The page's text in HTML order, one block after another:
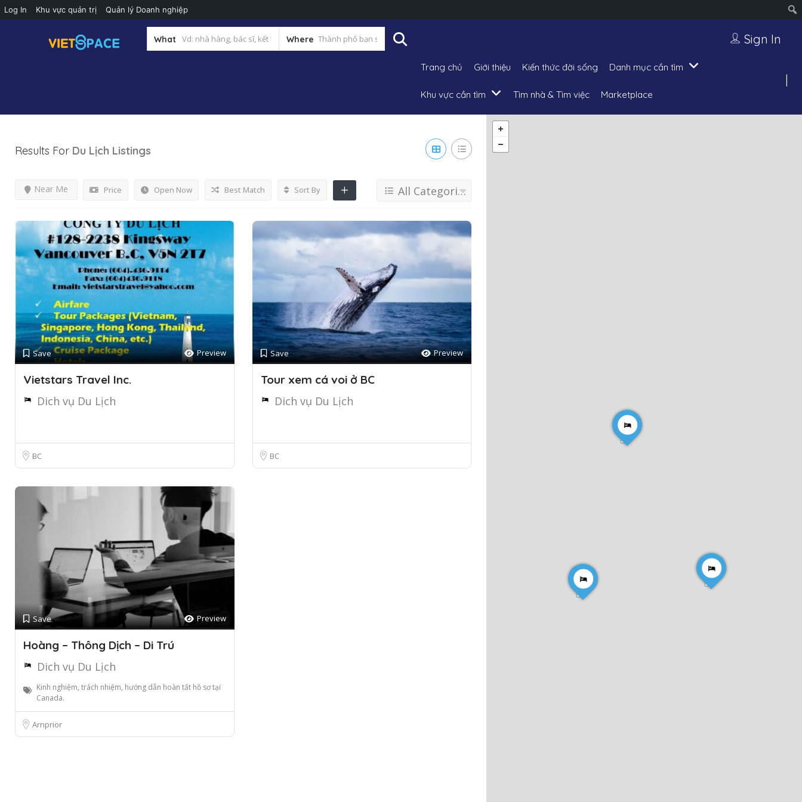
Log In Khu vực quản trị Quản lý Doanh nghiệp
What Where Sign In
Trang chủ Giới thiệu Kiến thức đời sống Danh mục cần tìm
Khu vực cần tìm Tìm nhà & Tìm việc Marketplace
Results For Du Lịch Listings
Price Open Now
Near Me Best Match Sort By All Categories
Save Preview
Vietstars Travel Inc.
Dich vụ Du Lịch
BC
Save Preview
Tour xem cá voi ở BC
Dich vụ Du Lịch
BC
Save Preview
Hoàng – Thông Dịch – Di Trú
Dich vụ Du Lịch
Kinh nghiệm, trách nhiệm, hướng dẫn hoàn tất hồ sơ tại
Canada.
Arnprior